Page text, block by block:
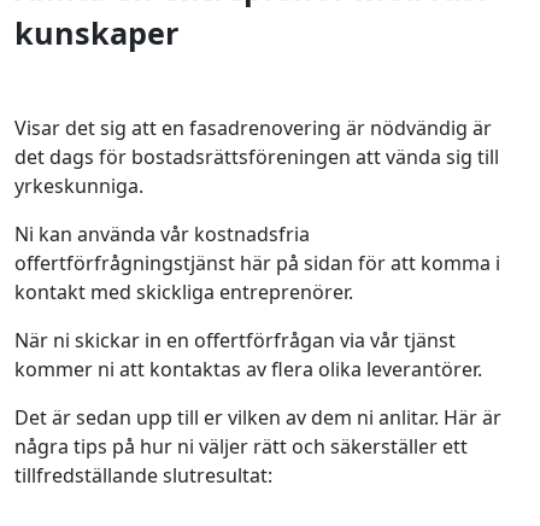
kunskaper
Visar det sig att en fasadrenovering är nödvändig är
det dags för bostadsrättsföreningen att vända sig till
yrkeskunniga.
Ni kan använda vår kostnadsfria
offertförfrågningstjänst här på sidan för att komma i
kontakt med skickliga entreprenörer.
När ni skickar in en offertförfrågan via vår tjänst
kommer ni att kontaktas av flera olika leverantörer.
Det är sedan upp till er vilken av dem ni anlitar. Här är
några tips på hur ni väljer rätt och säkerställer ett
tillfredställande slutresultat: